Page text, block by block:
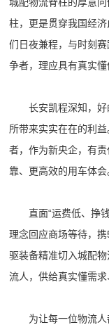
柱，更是贯穿我国经
们日夜兼程，与时刻
争者，理应具有真实懂
长安凯程深知，好
所带来实实在在的利
者，作为新央企，有
靠、更高效的用车体会
直面“运费低、挣钱
理念回应商场等待，
驱装备精准切入城配
流人，供给真实懂需求
为让每一位物流人